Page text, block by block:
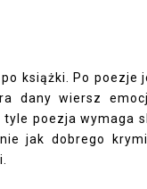
książki. Po
dany wiersz
poezja wymaga
jak dobrego